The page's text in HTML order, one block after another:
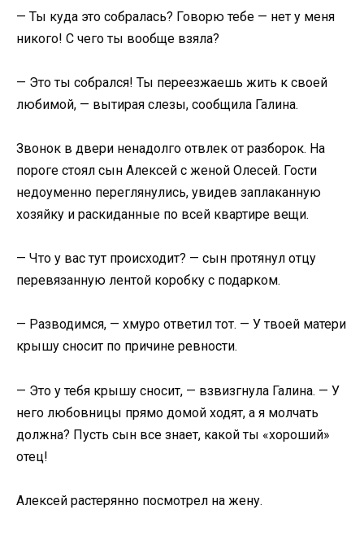
— Ты куда это собралась? Говорю тебе — нет у меня
никого! С чего ты вообще взяла?
— Это ты собрался! Ты переезжаешь жить к своей
любимой, — вытирая слезы, сообщила Галина.
Звонок в двери ненадолго отвлек от разборок. На
пороге стоял сын Алексей с женой Олесей. Гости
недоуменно переглянулись, увидев заплаканную
хозяйку и раскиданные по всей квартире вещи.
— Что у вас тут происходит? — сын протянул отцу
перевязанную лентой коробку с подарком.
— Разводимся, — хмуро ответил тот. — У твоей матери
крышу сносит по причине ревности.
— Это у тебя крышу сносит, — взвизгнула Галина. — У
него любовницы прямо домой ходят, а я молчать
должна? Пусть сын все знает, какой ты «хороший»
отец!
Алексей растерянно посмотрел на жену.